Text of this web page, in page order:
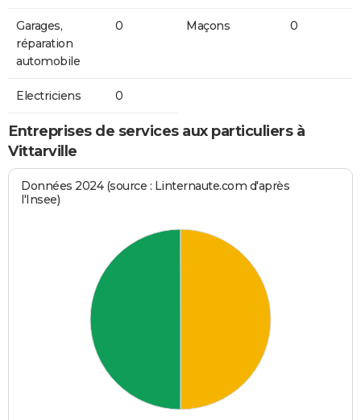
Garages,
réparation
automobile
0 Maçons 0
Electriciens 0
Entreprises de services aux particuliers à
Vittarville
Données 2024 (source : Linternaute.com d'après
l'Insee)